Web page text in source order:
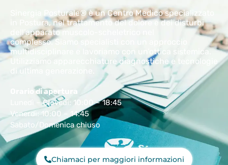
Sinergia Posturale® è un Centro Medico specializzato
in Postura, nel trattamento del dolore e dei disturbi
dell’apparato muscolo-scheletrico nel
complesso.Siamo specialisti con un approccio
multidisciplinare e lavoriamo con un’ottica sistemica.
Utilizziamo apparecchiature diagnostiche e tecnologie
Orario di apertura
Lunedì – Giovedì: 10:00 – 18:45
Venerdì: 10:00 – 14:45
Sabato/Domenica chiuso
Chiamaci per maggiori informazioni